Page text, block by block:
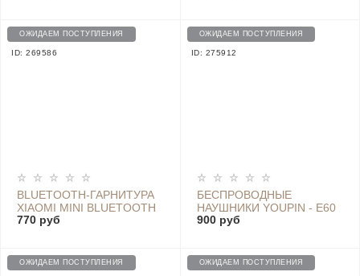
ОЖИДАЕМ ПОСТУПЛЕНИЯ
ID: 269586
BLUETOOTH-ГАРНИТУРА
XIAOMI MINI BLUETOOTH
HEADSET - LYEJ05LM
770 руб
ОЖИДАЕМ ПОСТУПЛЕНИЯ
ID: 275912
БЕСПРОВОДНЫЕ
НАУШНИКИ YOUPIN - E60
CLASSIC WHITE
900 руб
ОЖИДАЕМ ПОСТУПЛЕНИЯ ОЖИДАЕМ ПОСТУПЛЕНИЯ